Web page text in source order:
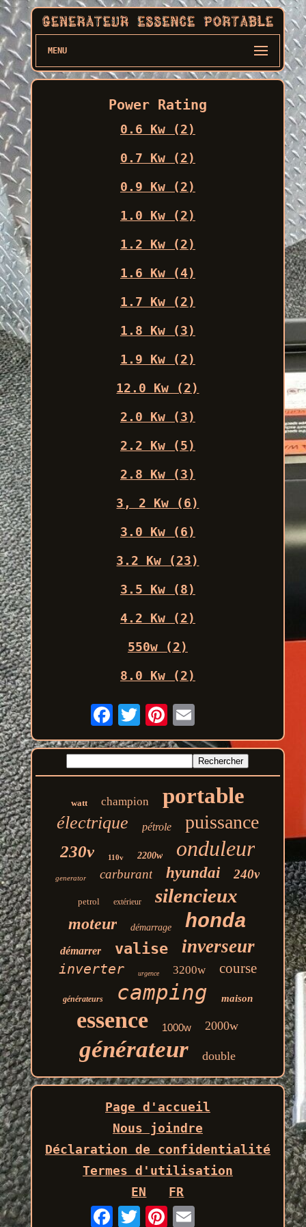
MENU
Power Rating
0.6 Kw (2)
0.7 Kw (2)
0.9 Kw (2)
1.0 Kw (2)
1.2 Kw (2)
1.6 Kw (4)
1.7 Kw (2)
1.8 Kw (3)
1.9 Kw (2)
12.0 Kw (2)
2.0 Kw (3)
2.2 Kw (5)
2.8 Kw (3)
3, 2 Kw (6)
3.0 Kw (6)
3.2 Kw (23)
3.5 Kw (8)
4.2 Kw (2)
550w (2)
8.0 Kw (2)
watt champion portable
électrique pétrole puissance
230v 110v 2200w onduleur
generator carburant hyundai 240v
petrol extérieur silencieux
moteur démarrage honda
démarrer valise inverseur
inverter urgence 3200w course
générateurs camping maison
essence 1000w 2000w
générateur double
Page d'accueil
Nous joindre
Déclaration de confidentialité
Termes d'utilisation
EN
FR
Email